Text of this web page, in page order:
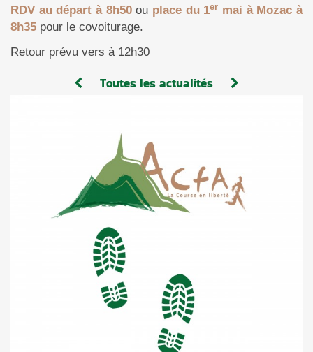
RDV au départ à 8h50ou place du 1er mai à Mozac à
8h35 pour le covoiturage.
Retour prévu vers à 12h30
Toutes les actualités